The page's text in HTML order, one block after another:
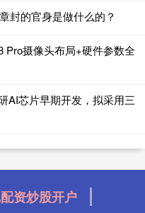
封的官身是做什么的？
Pro摄像头布局+硬件参数全
AI芯片早期开发，拟采用三
资炒股开户